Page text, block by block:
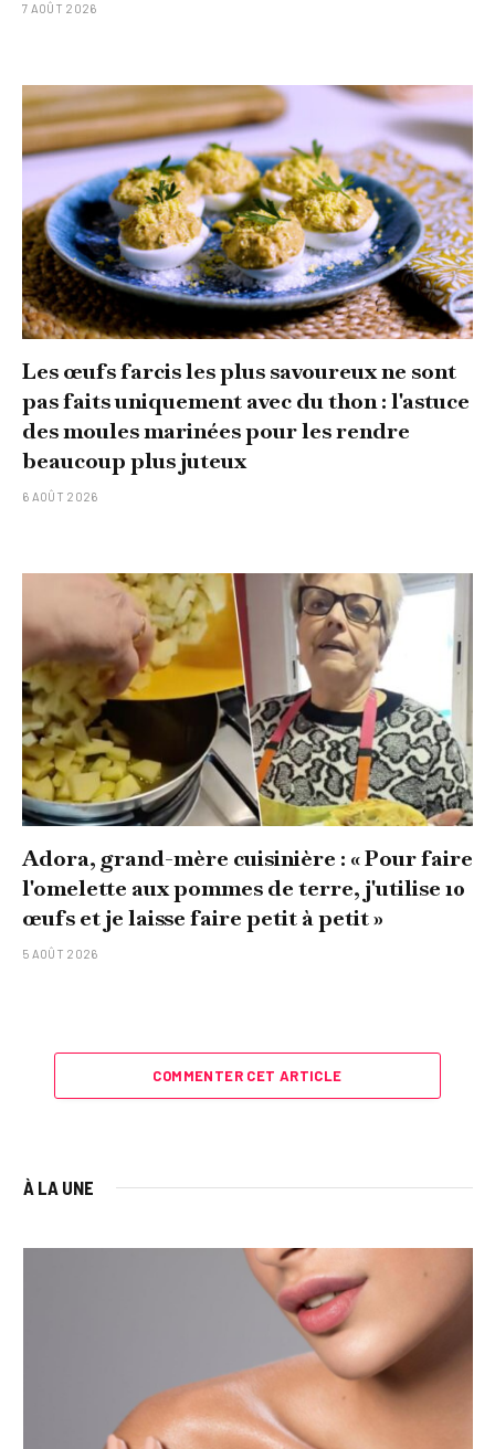
7 AOÛT 2026
Les œufs farcis les plus savoureux ne sont
pas faits uniquement avec du thon : l'astuce
des moules marinées pour les rendre
beaucoup plus juteux
6 AOÛT 2026
Adora, grand-mère cuisinière : « Pour faire
l'omelette aux pommes de terre, j'utilise 10
œufs et je laisse faire petit à petit »
5 AOÛT 2026
COMMENTER CET ARTICLE
À LA UNE